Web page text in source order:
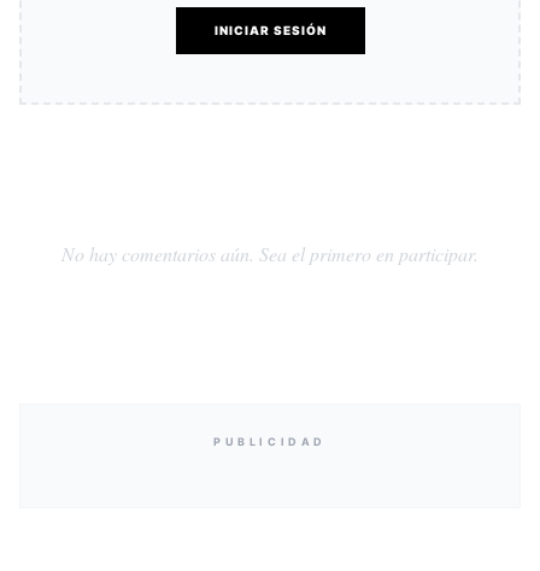
INICIAR SESIÓN
No hay comentarios aún. Sea el primero en participar.
PUBLICIDAD